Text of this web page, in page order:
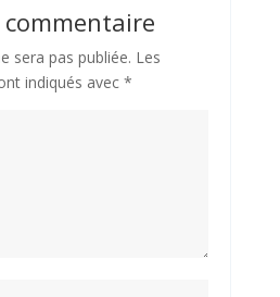
sera pas publiée. Les
indiqués avec *